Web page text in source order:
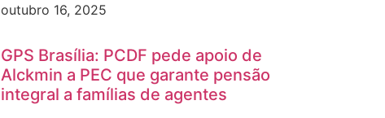
outubro 16, 2025
GPS Brasília: PCDF pede apoio de
Alckmin a PEC que garante pensão
integral a famílias de agentes